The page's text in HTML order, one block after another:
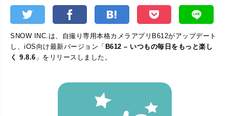
SNOW INC.は、自撮り専用本格カメラアプリB612がアップデート
し、iOS向け最新バージョン「B612 – いつもの毎日をもっと楽し
く 9.8.6 」をリリースしました。